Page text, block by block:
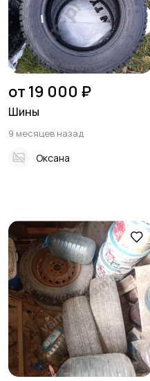
от 19 000 ₽
Шины
9 месяцев назад
Оксана